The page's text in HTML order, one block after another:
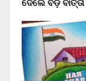
ଦେଲେ ବଡ଼ ବାର୍ତ୍ତା